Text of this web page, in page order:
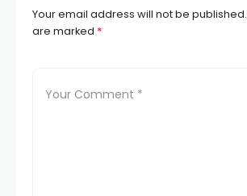
Your email address will not be published.
are marked *